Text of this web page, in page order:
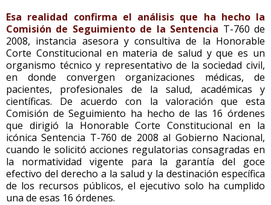
Esa realidad confirma el análisis que ha hecho la
Comisión de Seguimiento de la Sentencia T-760 de
2008, instancia asesora y consultiva de la Honorable
Corte Constitucional en materia de salud y que es un
organismo técnico y representativo de la sociedad civil,
en donde convergen organizaciones médicas, de
pacientes, profesionales de la salud, académicas y
científicas. De acuerdo con la valoración que esta
Comisión de Seguimiento ha hecho de las 16 órdenes
que dirigió la Honorable Corte Constitucional en la
icónica Sentencia T-760 de 2008 al Gobierno Nacional,
cuando le solicitó acciones regulatorias consagradas en
la normatividad vigente para la garantía del goce
efectivo del derecho a la salud y la destinación específica
de los recursos públicos, el ejecutivo solo ha cumplido
una de esas 16 órdenes.